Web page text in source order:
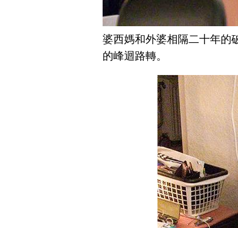
婆西媽和外婆相隔二十年的
的峰迴路轉。